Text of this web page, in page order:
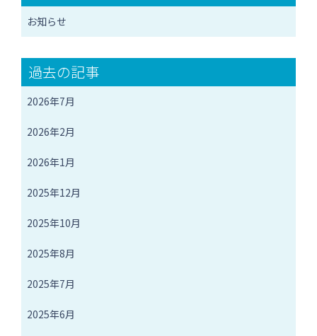
お知らせ
過去の記事
2026年7月
2026年2月
2026年1月
2025年12月
2025年10月
2025年8月
2025年7月
2025年6月